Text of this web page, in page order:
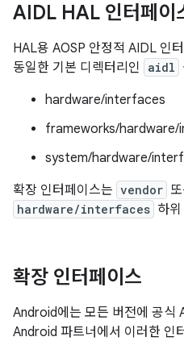
AIDL HAL 인터페이
HAL용 AOSP 안정적 AIDL 인
동일한 기본 디렉터리인
aidl
hardware/interfaces
frameworks/hardware/
system/hardware/
확장 인터페이스는 vendor
hardware/interfaces 하
확장 인터페이스
Android에는 모든 버전에 공식
Android 파트너에서 이러한 인